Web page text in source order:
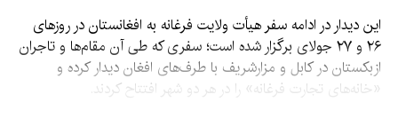
این دیدار در ادامه سفر هیأت ولایت فرغانه به افغانستان در روزهای
۲۶ و ۲۷ جولای برگزار شده است؛ سفری که طی آن مقام‌ها و تاجران
ازبکستان در کابل و مزارشریف با طرف‌های افغان دیدار کرده و
«خانه‌های تجارت فرغانه» را در هر دو شهر افتتاح کردند.